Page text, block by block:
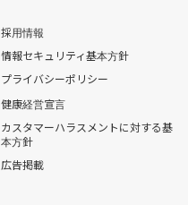
採用情報
情報セキュリティ基本方針
プライバシーポリシー
健康経営宣言
カスタマーハラスメントに対する基
本方針
広告掲載